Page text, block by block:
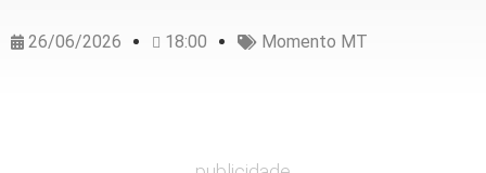
26/06/2026 18:00 Momento MT